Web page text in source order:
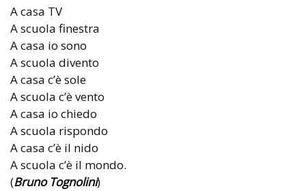
A casa TV
A scuola finestra
A casa io sono
A scuola divento
A casa c’è sole
A scuola c’è vento
A casa io chiedo
A scuola rispondo
A casa c’è il nido
A scuola c’è il mondo.
(Bruno Tognolini)